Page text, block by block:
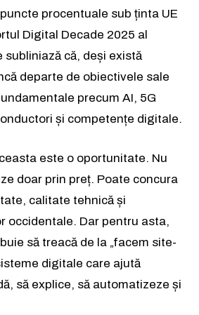
procentuale sub ținta UE
Digital Decade 2025 al
subliniază că, deși există
departe de obiectivele sale
precum AI, 5G
și competențe digitale.
este o oportunitate. Nu
doar prin preț. Poate concura
calitate tehnică și
occidentale. Dar pentru asta,
să treacă de la „facem site-
digitale care ajută
să explice, să automatizeze și